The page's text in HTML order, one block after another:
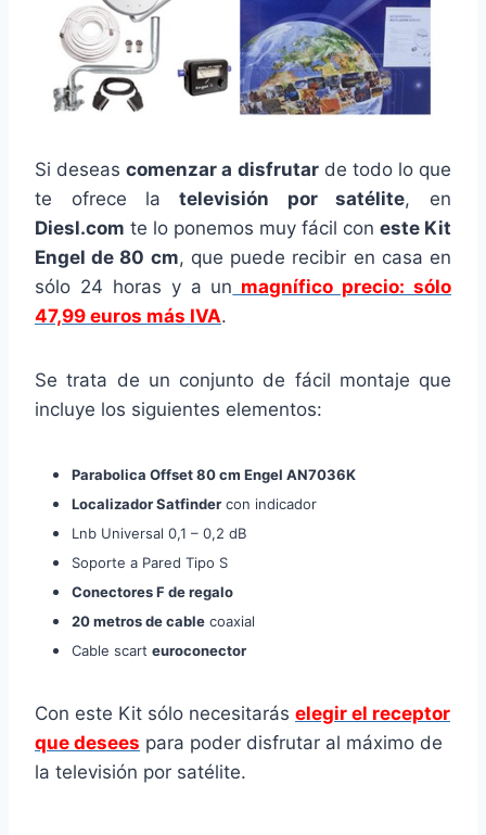
Si deseascomenzar a disfrutarde todo lo que
te ofrece la televisión por satélite, en
Diesl.com te lo ponemos muy fácil con este Kit
Engel de 80 cm, que puede recibir en casa en
sólo 24 horas y a un magnífico precio: sólo
47,99 euros más IVA.
Se trata de un conjunto de fácil montaje que
incluye los siguientes elementos:
Parabolica Offset 80 cm Engel AN7036K
Localizador Satfinder con indicador
Lnb Universal 0,1 – 0,2 dB
Soporte a Pared Tipo S
Conectores F de regalo
20 metros de cable coaxial
Cable scart euroconector
Con este Kit sólo necesitarás elegir el receptor
que desees para poder disfrutar al máximo de
la televisión por satélite.